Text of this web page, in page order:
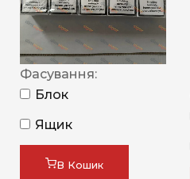
Фасування:
Блок
Ящик
В Кошик